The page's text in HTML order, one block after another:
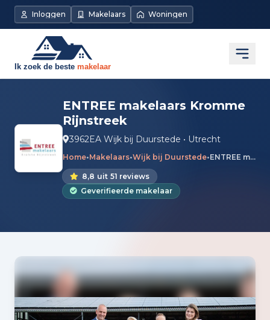
Inloggen Makelaars Woningen
ENTREE makelaars Kromme
Rijnstreek
3962EA Wijk bij Duurstede • Utrecht
Home•Makelaars•Wijk bij Duurstede• ENTREE makelaars Kromme Rijnstreek
8,8 uit 51 reviews
Geverifieerde makelaar